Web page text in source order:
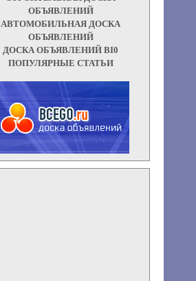
ОБЪЯВЛЕНИЙ
АВТОМОБИЛЬНАЯ ДОСКА
ОБЪЯВЛЕНИЙ
ДОСКА ОБЪЯВЛЕНИЙ BI0
ПОПУЛЯРНЫЕ СТАТЬИ